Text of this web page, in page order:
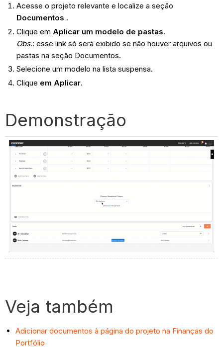
Acesse o projeto relevante e localize a seção
Documentos .
Clique em Aplicar um modelo de pastas.
Obs.: esse link só será exibido se não houver arquivos ou
pastas na seção Documentos.
Selecione um modelo na lista suspensa.
Clique em Aplicar.
Demonstração
Veja também
Adicionar documentos à página do projeto na Finanças do
Portfólio